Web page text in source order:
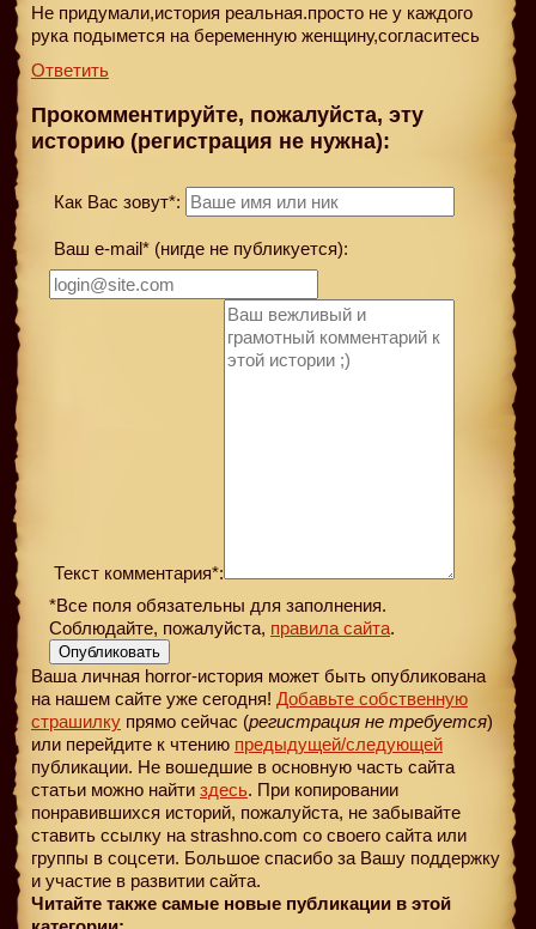
Не придумали,история реальная.просто не у каждого
рука подымется на беременную женщину,согласитесь
Ответить
Прокомментируйте, пожалуйста, эту
историю (регистрация не нужна):
Как Вас зовут*:
Ваш e-mail* (нигде не публикуется):
Текст комментария*:
*Все поля обязательны для заполнения.
Соблюдайте, пожалуйста, правила сайта.
Опубликовать
Ваша личная horror-история может быть опубликована
на нашем сайте уже сегодня! Добавьте собственную
страшилку прямо сейчас (регистрация не требуется)
или перейдите к чтению предыдущей/следующей
публикации. Не вошедшие в основную часть сайта
статьи можно найти здесь. При копировании
понравившихся историй, пожалуйста, не забывайте
ставить ссылку на strashno.com со своего сайта или
группы в соцсети. Большое спасибо за Вашу поддержку
и участие в развитии сайта.
Читайте также самые новые публикации в этой